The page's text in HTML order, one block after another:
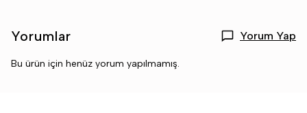
Yorumlar Yorum Yap
Bu ürün için henüz yorum yapılmamış.